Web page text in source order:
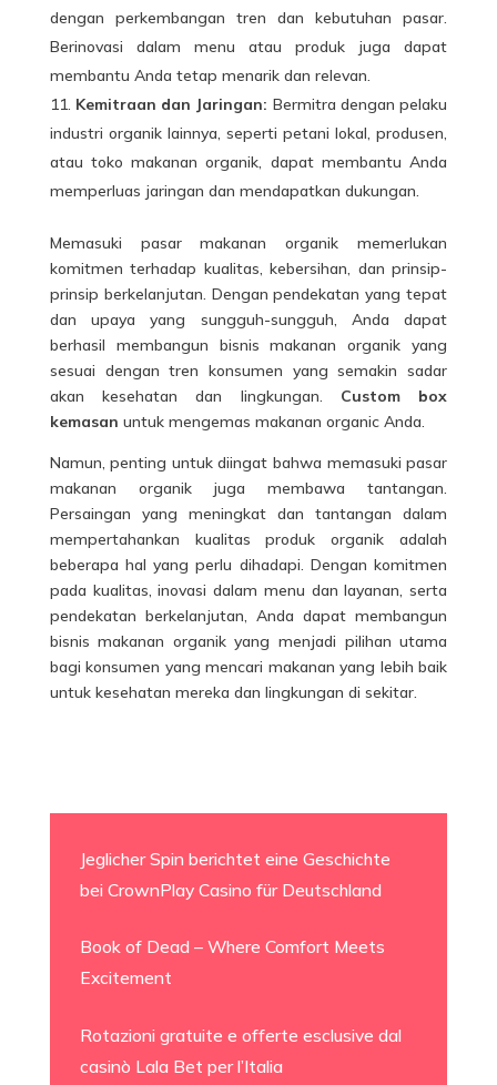
dengan perkembangan tren dan kebutuhan pasar.
Berinovasi dalam menu atau produk juga dapat
membantu Anda tetap menarik dan relevan.
Kemitraan dan Jaringan: Bermitra dengan pelaku
industri organik lainnya, seperti petani lokal, produsen,
atau toko makanan organik, dapat membantu Anda
memperluas jaringan dan mendapatkan dukungan.
Memasuki pasar makanan organik memerlukan
komitmen terhadap kualitas, kebersihan, dan prinsip-
prinsip berkelanjutan. Dengan pendekatan yang tepat
dan upaya yang sungguh-sungguh, Anda dapat
berhasil membangun bisnis makanan organik yang
sesuai dengan tren konsumen yang semakin sadar
akan kesehatan dan lingkungan. Custom box
kemasan untuk mengemas makanan organic Anda.
Namun, penting untuk diingat bahwa memasuki pasar
makanan organik juga membawa tantangan.
Persaingan yang meningkat dan tantangan dalam
mempertahankan kualitas produk organik adalah
beberapa hal yang perlu dihadapi. Dengan komitmen
pada kualitas, inovasi dalam menu dan layanan, serta
pendekatan berkelanjutan, Anda dapat membangun
bisnis makanan organik yang menjadi pilihan utama
bagi konsumen yang mencari makanan yang lebih baik
untuk kesehatan mereka dan lingkungan di sekitar.
Jeglicher Spin berichtet eine Geschichte
bei CrownPlay Casino für Deutschland
Book of Dead – Where Comfort Meets
Excitement
Rotazioni gratuite e offerte esclusive dal
casinò Lala Bet per l’Italia